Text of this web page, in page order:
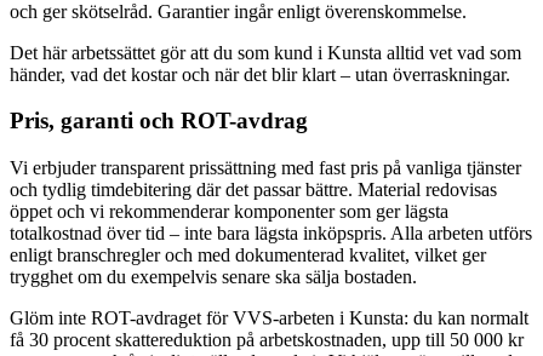
och ger skötselråd. Garantier ingår enligt överenskommelse.
Det här arbetssättet gör att du som kund i Kunsta alltid vet vad som
händer, vad det kostar och när det blir klart – utan överraskningar.
Pris, garanti och ROT-avdrag
Vi erbjuder transparent prissättning med fast pris på vanliga tjänster
och tydlig timdebitering där det passar bättre. Material redovisas
öppet och vi rekommenderar komponenter som ger lägsta
totalkostnad över tid – inte bara lägsta inköpspris. Alla arbeten utförs
enligt branschregler och med dokumenterad kvalitet, vilket ger
trygghet om du exempelvis senare ska sälja bostaden.
Glöm inte ROT-avdraget för VVS-arbeten i Kunsta: du kan normalt
få 30 procent skattereduktion på arbetskostnaden, upp till 50 000 kr